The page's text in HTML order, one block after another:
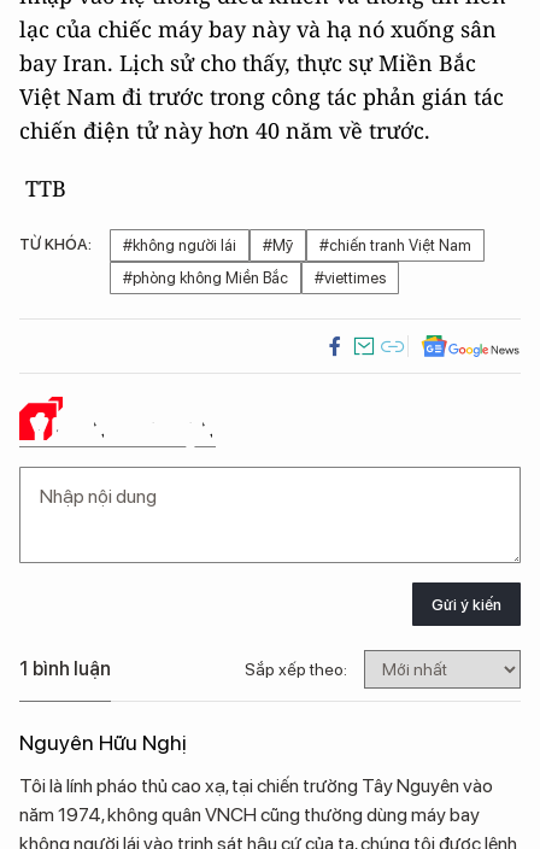
lạc của chiếc máy bay này và hạ nó xuống sân
bay Iran. Lịch sử cho thấy, thực sự Miền Bắc
Việt Nam đi trước trong công tác phản gián tác
chiến điện tử này hơn 40 năm về trước.
TTB
TỪ KHÓA: #không người lái #Mỹ
#chiến tranh Việt Nam
#phòng không Miền Bắc
#viettimes
Ý KIẾN CỦA BẠN
Gửi ý kiến
1 bình luận Sắp xếp theo:
Nguyên Hữu Nghị
Tôi là lính pháo thủ cao xạ, tại chiến trường Tây Nguyên vào
năm 1974, không quân VNCH cũng thường dùng máy bay
không người lái vào trinh sát hậu cứ của ta, chúng tôi được lệnh